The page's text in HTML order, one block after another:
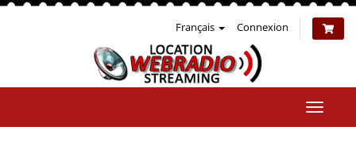
Français Connexion
la